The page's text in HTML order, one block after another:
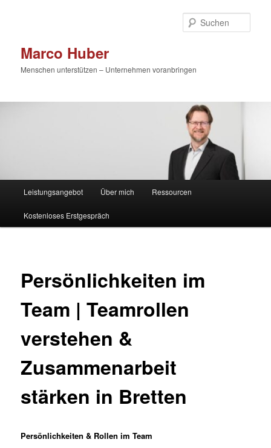
Marco Huber
Menschen unterstützen – Unternehmen voranbringen
Leistungsangebot Über mich Ressourcen
Kostenloses Erstgespräch
Persönlichkeiten im
Team | Teamrollen
verstehen &
Zusammenarbeit
stärken in Bretten
Persönlichkeiten & Rollen im Team